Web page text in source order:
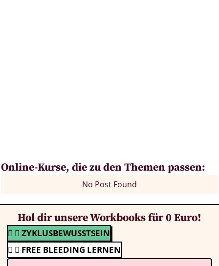
Online-Kurse, die zu den Themen passen:
No Post Found
Hol dir unsere Workbooks für 0 Euro!
ZYKLUSBEWUSSTSEIN
FREE BLEEDING LERNEN